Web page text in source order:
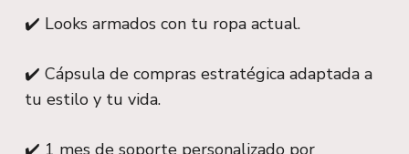
✔️ Looks armados con tu ropa actual.
✔️ Cápsula de compras estratégica adaptada a
tu estilo y tu vida.